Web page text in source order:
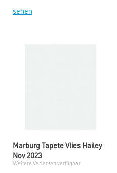
sehen
Marburg Tapete Vlies Hailey
Nov 2023
Weitere Varianten verfügbar